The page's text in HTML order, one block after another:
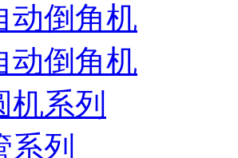
动倒角机
动倒角机
机系列
系列